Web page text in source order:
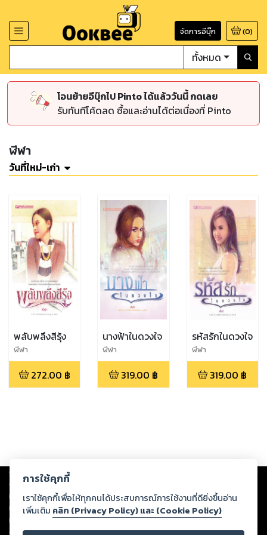
จัดการอีบุ๊ก (0)
ทั้งหมด
โอนย้ายอีบุ๊กไป Pinto ได้แล้ววันนี้ กดเลย
รับทันทีโค้ดลด ซื้อและอ่านได้ต่อเนื่องที่ Pinto
ฬีฬา
วันที่ใหม่-เก่า
พลับพลึงสีรุ้ง
ฬีฬา
272.00 ฿
นางฟ้าในดวงใจ
ฬีฬา
319.00 ฿
รหัสรักในดวงใจ
ฬีฬา
319.00 ฿
Copyright © 2026
ต่อผลงานหรือเนื้อหาใดที่อัปโหลดผ่านเว็บไซต์และปรากฏว่าละเมิดสิทธิใน
ทรัพย์สินทางปัญญาของบุคคลอื่นหรือขัดต่อกฎหมายและศีลธรรม ดังนั้น ผู้อ่าน
ทุกท่านโปรดใช้วิจารณญาณในการกลั่นกรองด้วยตนเอง และหากท่านพบว่าส่วน
หนึ่งส่วนใดขัดต่อกฎหมายและศีลธรรม กรุณาแจ้งมายังบริษัท เพื่อทีมงานจะได้
ดำเนินการในทันที ทั้งนี้ ทางสตอรี่ล็อกขอสงวนลิขสิทธิ์ตามพระราชบัญญัติ
การใช้คุกกี้
เราใช้คุกกี้เพื่อให้ทุกคนได้ประสบการณ์การใช้งานที่ดียิ่งขึ้นอ่าน
เพิ่มเติม คลิก (Privacy Policy) และ (Cookie Policy)